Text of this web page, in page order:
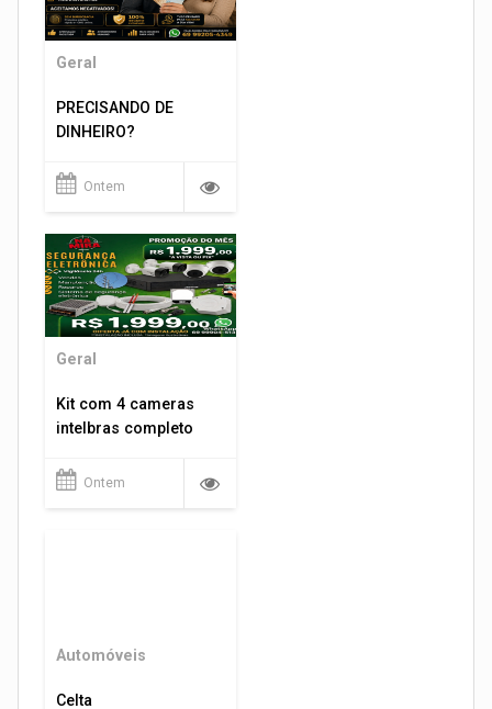
Geral
PRECISANDO DE
DINHEIRO?
Ontem
Geral
Kit com 4 cameras
intelbras completo
Ontem
Automóveis
Celta